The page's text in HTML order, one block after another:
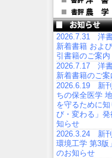
2026.7.31 洋
新着書籍 およ
引書籍のご案内
2026.7.17 洋
新着書籍のご案
2026.6.19 新
ちの保全医学
を守るために
び・変わる」発
知らせ
2026.3.24 新
環境工学 第3版
のお知らせ